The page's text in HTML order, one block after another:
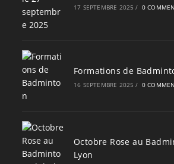
17 SEPTEMBRE 2025 / 0
Formations de
16 SEPTEMBRE 2025 / 0
Octobre Rose au
Lyon